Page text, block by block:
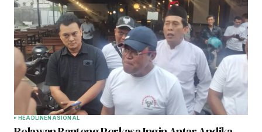
HEADLINE NASIONAL